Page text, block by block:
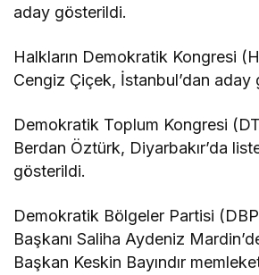
aday gösterildi.
Halkların Demokratik Kongresi
Cengiz Çiçek, İstanbul’dan aday
Demokratik Toplum Kongresi
Berdan Öztürk, Diyarbakır’da
gösterildi.
Demokratik Bölgeler Partisi
Başkanı Saliha Aydeniz
Başkan Keskin Bayındır